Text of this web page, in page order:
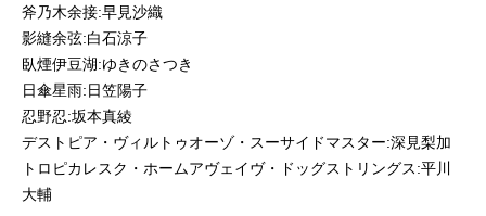
斧乃木余接:早見沙織
影縫余弦:白石涼子
臥煙伊豆湖:ゆきのさつき
日傘星雨:日笠陽子
忍野忍:坂本真綾
デストピア・ヴィルトゥオーゾ・スーサイドマスター:深見梨加
トロピカレスク・ホームアヴェイヴ・ドッグストリングス:平川
大輔